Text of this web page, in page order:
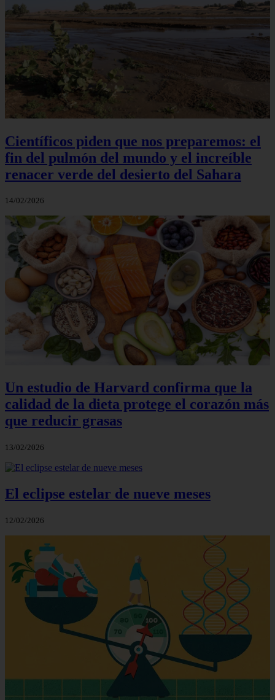
Científicos piden que nos preparemos: el
fin del pulmón del mundo y el increíble
renacer verde del desierto del Sahara
14/02/2026
Un estudio de Harvard confirma que la
calidad de la dieta protege el corazón más
que reducir grasas
13/02/2026
El eclipse estelar de nueve meses
12/02/2026